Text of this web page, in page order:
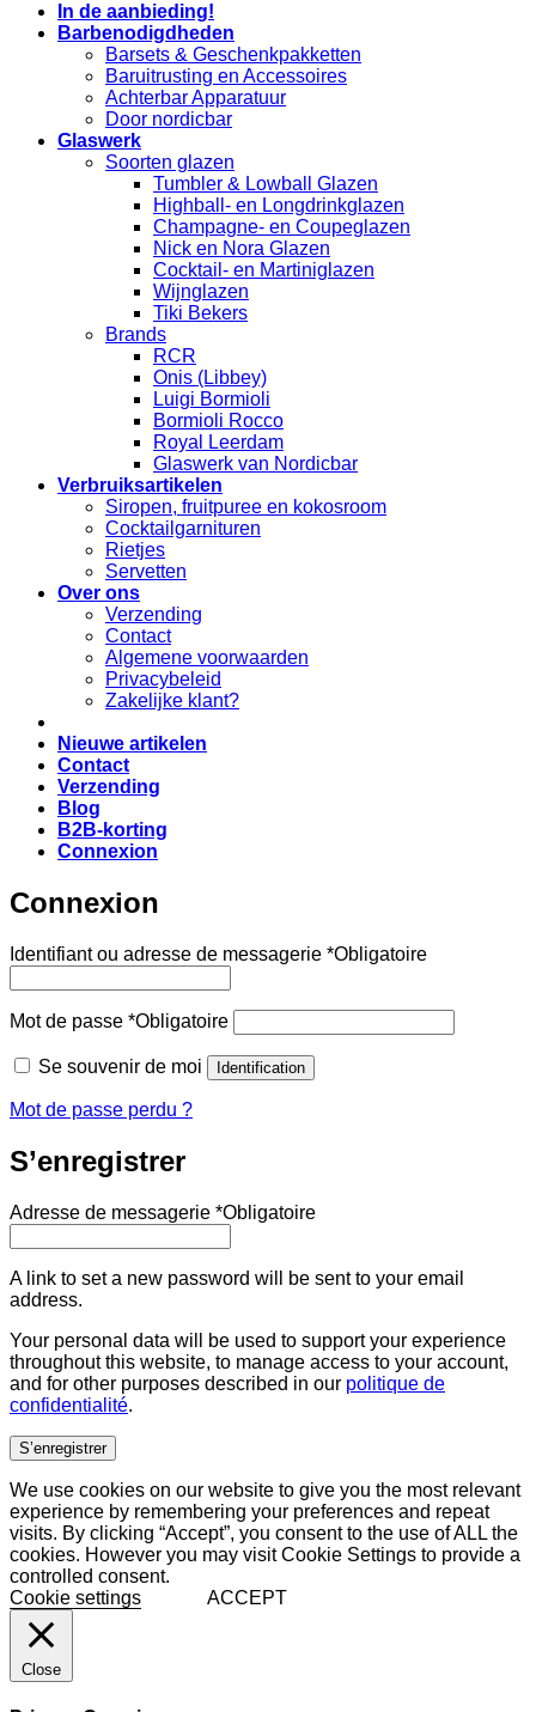
In de aanbieding!
Barbenodigdheden
Barsets & Geschenkpakketten
Baruitrusting en Accessoires
Achterbar Apparatuur
Door nordicbar
Glaswerk
Soorten glazen
Tumbler & Lowball Glazen
Highball- en Longdrinkglazen
Champagne- en Coupeglazen
Nick en Nora Glazen
Cocktail- en Martiniglazen
Wijnglazen
Tiki Bekers
Brands
RCR
Onis (Libbey)
Luigi Bormioli
Bormioli Rocco
Royal Leerdam
Glaswerk van Nordicbar
Verbruiksartikelen
Siropen, fruitpuree en kokosroom
Cocktailgarnituren
Rietjes
Servetten
Over ons
Verzending
Contact
Algemene voorwaarden
Privacybeleid
Zakelijke klant?
Nieuwe artikelen
Contact
Verzending
Blog
B2B-korting
Connexion
Connexion
Identifiant ou adresse de messagerie *Obligatoire
Mot de passe *Obligatoire
Se souvenir de moi Identification
Mot de passe perdu ?
S’enregistrer
Adresse de messagerie *Obligatoire
A link to set a new password will be sent to your email
address.
Your personal data will be used to support your experience
throughout this website, to manage access to your account,
and for other purposes described in our politique de
confidentialité.
S’enregistrer
We use cookies on our website to give you the most relevant
experience by remembering your preferences and repeat
visits. By clicking “Accept”, you consent to the use of ALL the
cookies. However you may visit Cookie Settings to provide a
controlled consent.
Cookie settings
ACCEPT
Close